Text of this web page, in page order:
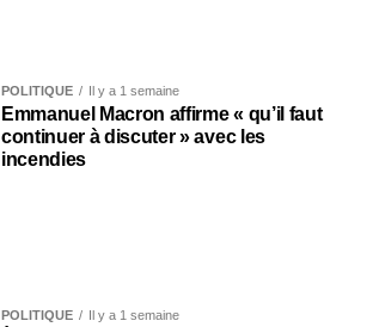
POLITIQUE Il y a 1 semaine
Emmanuel Macron affirme « qu’il faut
continuer à discuter » avec les
incendies
POLITIQUE Il y a 1 semaine